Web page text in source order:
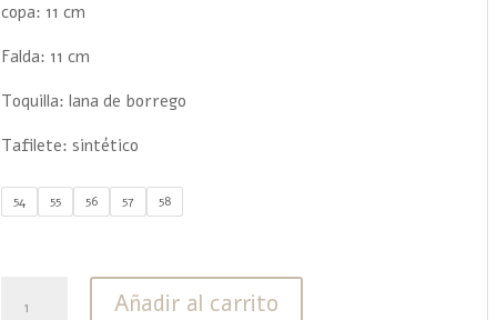
copa: 11 cm
Falda: 11 cm
Toquilla: lana de borrego
Tafilete: sintético
54 55 56 57 58
Añadir al carrito